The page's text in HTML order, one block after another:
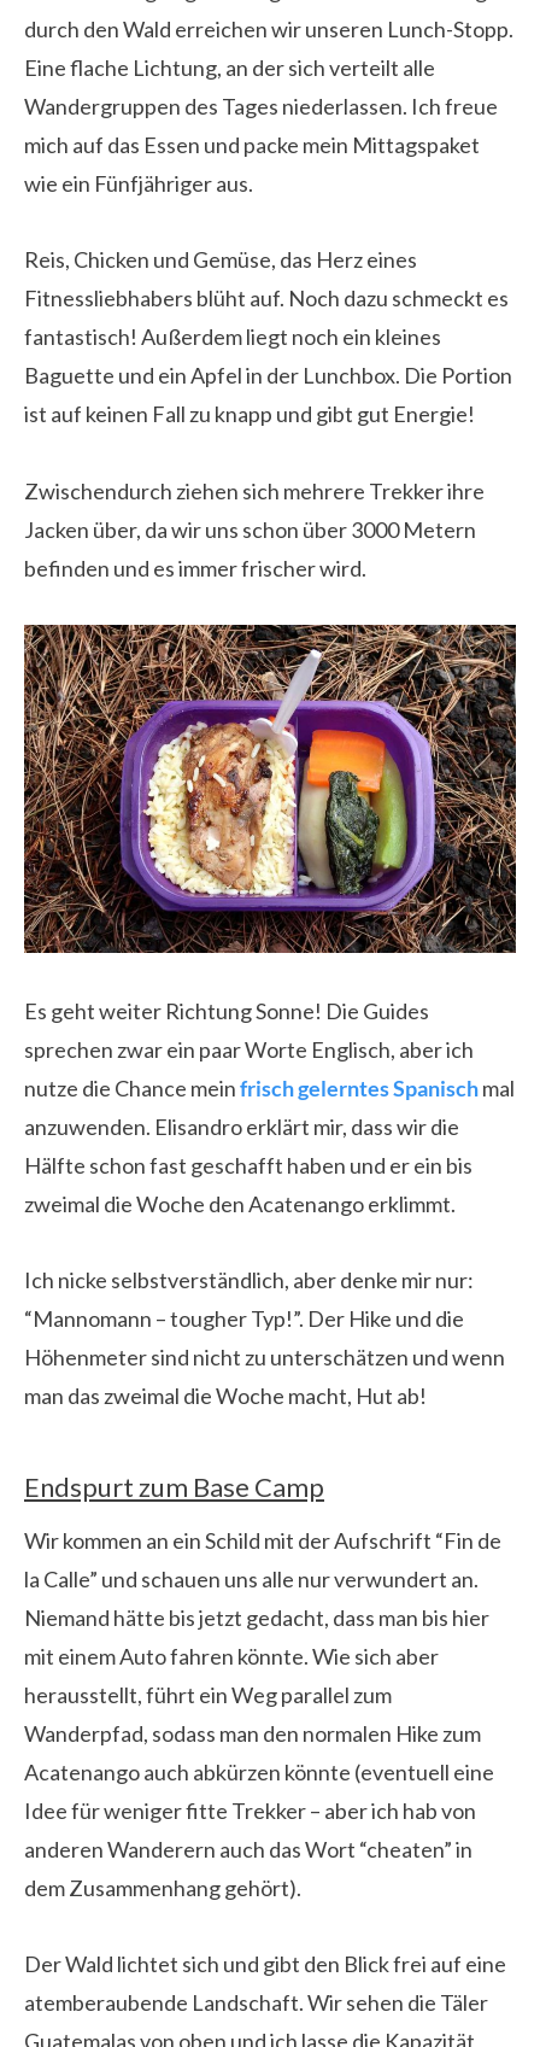
durch den Wald erreichen wir unseren Lunch-Stopp.
Eine flache Lichtung, an der sich verteilt alle
Wandergruppen des Tages niederlassen. Ich freue
mich auf das Essen und packe mein Mittagspaket
wie ein Fünfjähriger aus.
Reis, Chicken und Gemüse, das Herz eines
Fitnessliebhabers blüht auf. Noch dazu schmeckt es
fantastisch! Außerdem liegt noch ein kleines
Baguette und ein Apfel in der Lunchbox. Die Portion
ist auf keinen Fall zu knapp und gibt gut Energie!
Zwischendurch ziehen sich mehrere Trekker ihre
Jacken über, da wir uns schon über 3000 Metern
befinden und es immer frischer wird.
Es geht weiter Richtung Sonne! Die Guides
sprechen zwar ein paar Worte Englisch, aber ich
nutze die Chance meinfrisch gelerntes Spanischmal
anzuwenden. Elisandro erklärt mir, dass wir die
Hälfte schon fast geschafft haben und er ein bis
zweimal die Woche den Acatenango erklimmt.
Ich nicke selbstverständlich, aber denke mir nur:
“Mannomann – tougher Typ!”. Der Hike und die
Höhenmeter sind nicht zu unterschätzen und wenn
man das zweimal die Woche macht, Hut ab!
Endspurt zum Base Camp
Wir kommen an ein Schild mit der Aufschrift “Fin de
la Calle” und schauen uns alle nur verwundert an.
Niemand hätte bis jetzt gedacht, dass man bis hier
mit einem Auto fahren könnte. Wie sich aber
herausstellt, führt ein Weg parallel zum
Wanderpfad, sodass man den normalen Hike zum
Acatenango auch abkürzen könnte (eventuell eine
Idee für weniger fitte Trekker – aber ich hab von
anderen Wanderern auch das Wort “cheaten” in
dem Zusammenhang gehört).
Der Wald lichtet sich und gibt den Blick frei auf eine
atemberaubende Landschaft. Wir sehen die Täler
Guatemalas von oben und ich lasse die Kapazität